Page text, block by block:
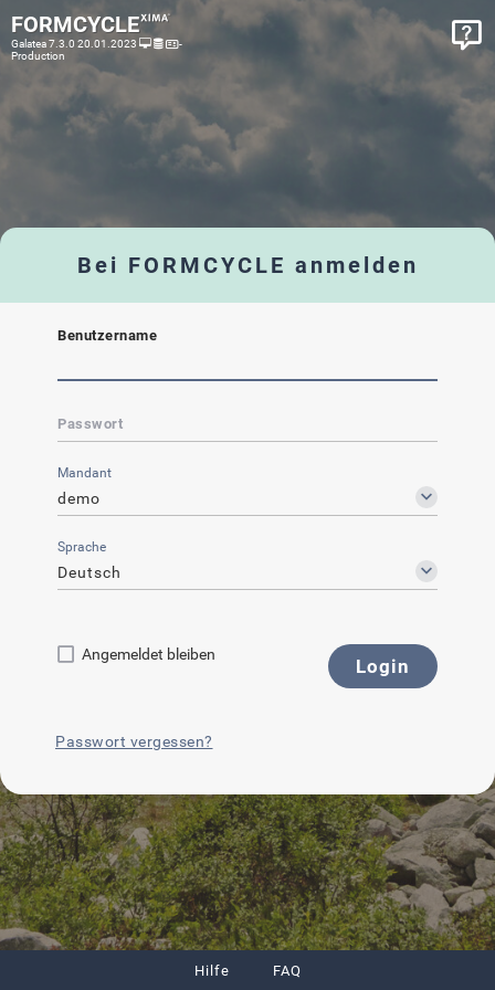
FORMCYCLE
Galatea 7.3.0 20.01.2023
-
Production
Bei FORMCYCLE anmelden
Benutzername
Passwort
Mandant
demo
Sprache
Deutsch
Angemeldet bleiben
Login
Passwort vergessen?
Hilfe FAQ